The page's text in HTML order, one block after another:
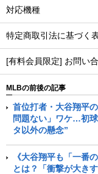
対応機種
特定商取引法に基づく
[有料会員限定] お問い
MLBの前後の記事
首位打者・大谷翔平
問題ない」ワケ…初
タ以外の懸念”
《大谷翔平も「一番
とは？「衝撃が大き